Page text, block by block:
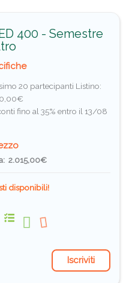
400 - Semestre
20 partecipanti Listino:
fino al 35% entro il 13/08
2.015,00€
disponibili!
Iscriviti